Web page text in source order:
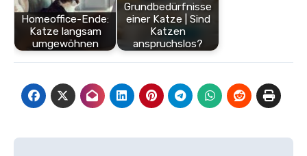
Homeoffice-Ende:
Katze langsam
umgewöhnen
Grundbedürfnisse
einer Katze | Sind
Katzen
anspruchslos?